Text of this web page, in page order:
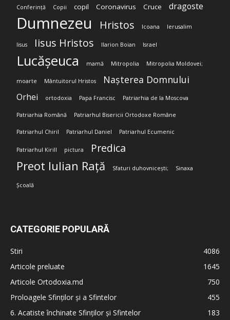
Conferință Copii copil Coronavirus Cruce dragoste
Dumnezeu Hristos Icoana Ierusalim
Iisus Iisus Hristos Ilarion Boian Israel
Lucășeuca mamă Mitropolia Mitropolia Moldovei;
moarte Mântuitorul Hristos Nașterea Domnului
Orhei ortodoxia Papa Francisc Patriarhia de la Moscova
Patriarhia Română Patriarhul Bisericii Ortodoxe Române
Patriarhul Chiril Patriarhul Daniel Patriarhul Ecumenic
Patriarhul Kirill pictura Predica
Preot Iulian Rață Sfaturi duhovnicești; Sinaxa
Școală
CATEGORIE POPULARĂ
Stiri
4086
Articole preluate
1645
Articole Ortodoxia.md
750
Proloagele Sfinților și a Sfintelor
455
6. Acatiste închinate Sfinților și Sfintelor
183